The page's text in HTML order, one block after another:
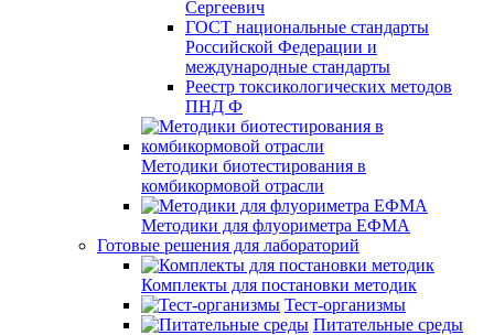
Сергеевич
ГОСТ национальные стандарты
Российской Федерации и
международные стандарты
Реестр токсикологических методов
ПНД Ф
Методики биотестирования в
комбикормовой отрасли
Методики для флуориметра ЕФМА
Готовые решения для лабораторий
Комплекты для постановки методик
Тест-организмы
Питательные среды